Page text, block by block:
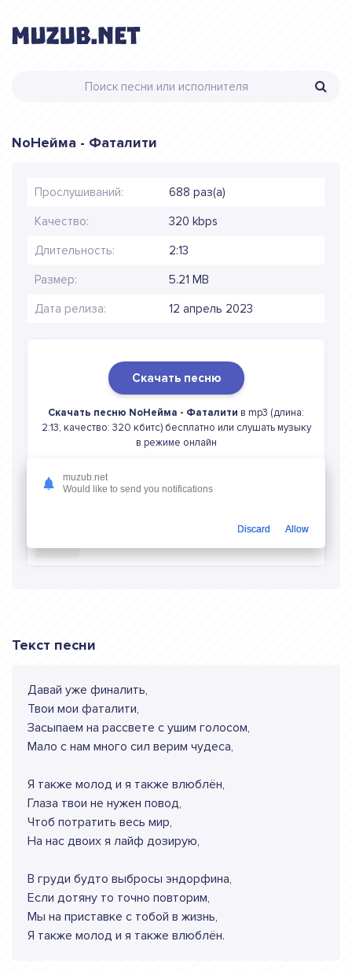
NoНейма - Фаталити
Прослушиваний: 688 раз(а)
Качество: 320 kbps
Длительность: 2:13
Размер: 5.21 MB
Дата релиза: 12 апрель 2023
Скачать песню
Скачать песню NoНейма - Фаталити в mp3 (длина:
2:13, качество: 320 кбитс) бесплатно или слушать музыку
в режиме онлайн
Слушать онлайн NoНейма Фаталити
Текст песни
Давай уже финалить,
Твои мои фаталити,
Засыпаем на рассвете с ушим голосом,
Мало с нам много сил верим чудеса,
Я также молод и я также влюблён,
Глаза твои не нужен повод,
Чтоб потратить весь мир,
На нас двоих я лайф дозирую,
В груди будто выбросы эндорфина,
Если дотяну то точно повторим,
Мы на приставке с тобой в жизнь,
Я также молод и я также влюблён.
muzub.net
Would like to send you notifications
Discard Allow